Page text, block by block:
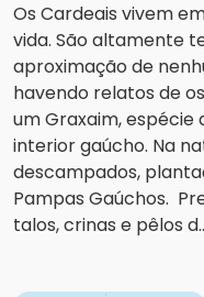
Os Cardeais vivem
vida. São altamente
aproximação de
havendo relatos de
um Graxaim, espécie
interior gaúcho. Na
descampados,
Pampas Gaúchos.
talos, crinas e pêlos